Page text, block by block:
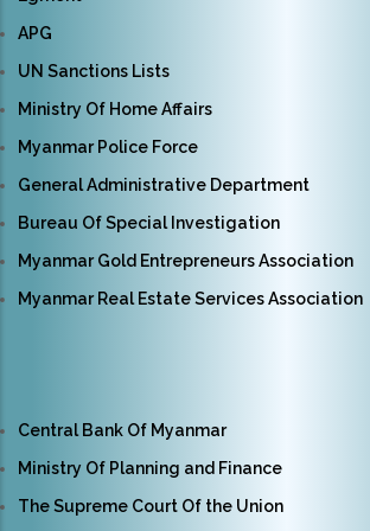
APG
UN Sanctions Lists
Ministry Of Home Affairs
Myanmar Police Force
General Administrative Department
Bureau Of Special Investigation
Myanmar Gold Entrepreneurs Association
Myanmar Real Estate Services Association
Central Bank Of Myanmar
Ministry Of Planning and Finance
The Supreme Court Of the Union